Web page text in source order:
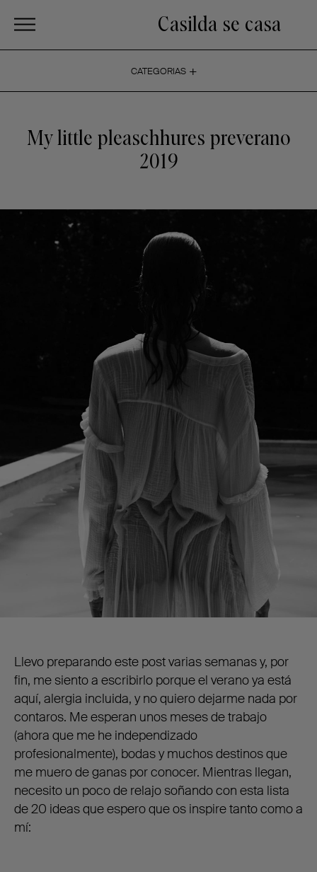
Casilda se casa
CATEGORIAS +
My little pleaschhures preverano
2019
Llevo preparando este post varias semanas y, por
fin, me siento a escribirlo porque el verano ya está
aquí, alergia incluida, y no quiero dejarme nada por
contaros. Me esperan unos meses de trabajo
(ahora que me he independizado
profesionalmente), bodas y muchos destinos que
me muero de ganas por conocer. Mientras llegan,
necesito un poco de relajo soñando con esta lista
de 20 ideas que espero que os inspire tanto como a
mí: